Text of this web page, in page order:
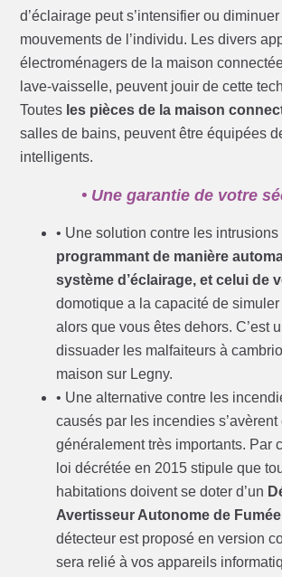
d’éclairage peut s’intensifier ou
mouvements de l’individu. Les divers
électroménagers de la maison
lave-vaisselle, peuvent jouir de cette
Toutes les pièces de la maison
salles de bains, peuvent être équipées
intelligents.
• Une garantie de votre
• Une solution contre les intrusions
programmant de manière
système d’éclairage, et celui de
domotique a la capacité de
alors que vous êtes dehors. C’est
dissuader les malfaiteurs à
maison sur Legny.
• Une alternative contre les
causés par les incendies s’avèrent
généralement très importants. Par
loi décrétée en 2015 stipule que
habitations doivent se doter d’un
Avertisseur Autonome de Fumée
détecteur est proposé en version
sera relié à vos appareils